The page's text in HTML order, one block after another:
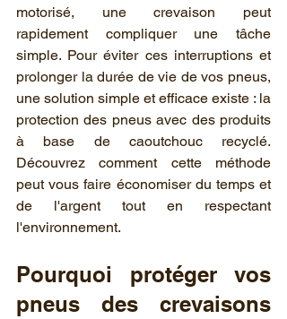
motorisé, une crevaison peut
rapidement compliquer une tâche
simple. Pour éviter ces interruptions et
prolonger la durée de vie de vos pneus,
une solution simple et efficace existe : la
protection des pneus avec des produits
à base de caoutchouc recyclé.
Découvrez comment cette méthode
peut vous faire économiser du temps et
de l'argent tout en respectant
l'environnement.
Pourquoi protéger vos
pneus des crevaisons